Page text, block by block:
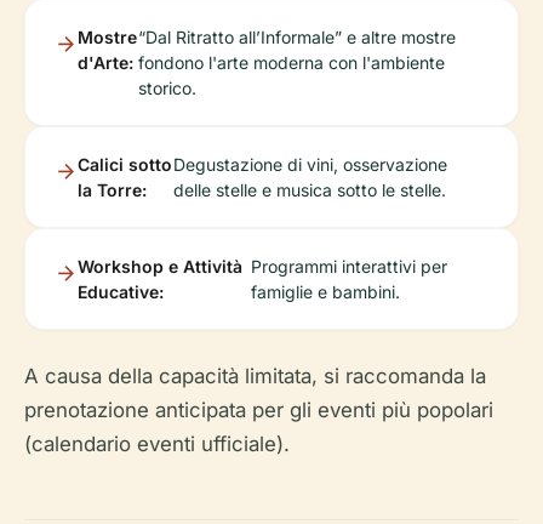
Mostre
d'Arte:
“Dal Ritratto all’Informale” e altre mostre
fondono l'arte moderna con l'ambiente
storico.
Calici sotto
la Torre:
Degustazione di vini, osservazione
delle stelle e musica sotto le stelle.
Workshop e Attività
Educative:
Programmi interattivi per
famiglie e bambini.
A causa della capacità limitata, si raccomanda la
prenotazione anticipata per gli eventi più popolari
(calendario eventi ufficiale).